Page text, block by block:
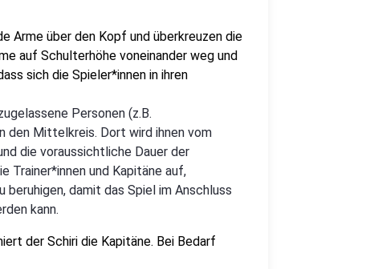
Arme über den Kopf und überkreuzen die
auf Schulterhöhe voneinander weg und
sich die Spieler*innen in ihren
Personen (z.B.
den Mittelkreis. Dort wird ihnen vom
die voraussichtliche Dauer der
Trainer*innen und Kapitäne auf,
beruhigen, damit das Spiel im Anschluss
kann.
der Schiri die Kapitäne. Bei Bedarf